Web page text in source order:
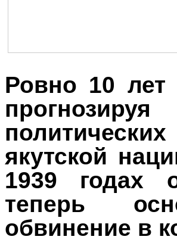
Ровно 10 лет
якутской
1939 годах
теперь
обвинение в